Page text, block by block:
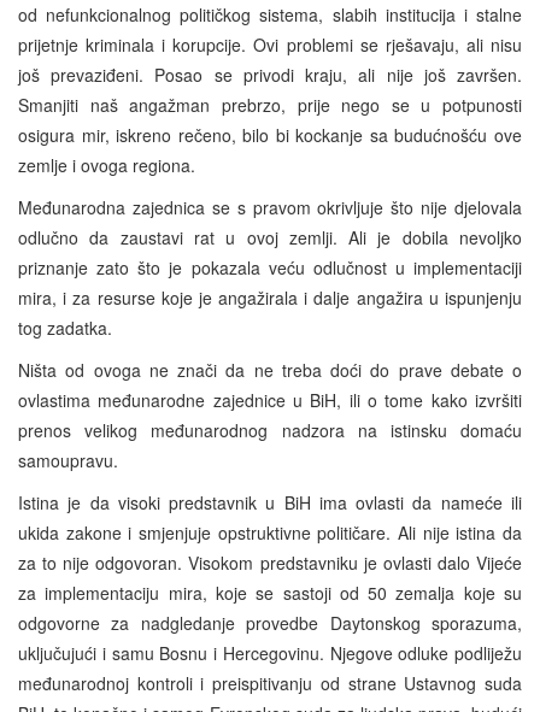
od nefunkcionalnog političkog sistema, slabih institucija i stalne
prijetnje kriminala i korupcije. Ovi problemi se rješavaju, ali nisu
još prevaziđeni. Posao se privodi kraju, ali nije još završen.
Smanjiti naš angažman prebrzo, prije nego se u potpunosti
osigura mir, iskreno rečeno, bilo bi kockanje sa budućnošću ove
zemlje i ovoga regiona.
Međunarodna zajednica se s pravom okrivljuje što nije djelovala
odlučno da zaustavi rat u ovoj zemlji. Ali je dobila nevoljko
priznanje zato što je pokazala veću odlučnost u implementaciji
mira, i za resurse koje je angažirala i dalje angažira u ispunjenju
tog zadatka.
Ništa od ovoga ne znači da ne treba doći do prave debate o
ovlastima međunarodne zajednice u BiH, ili o tome kako izvršiti
prenos velikog međunarodnog nadzora na istinsku domaću
samoupravu.
Istina je da visoki predstavnik u BiH ima ovlasti da nameće ili
ukida zakone i smjenjuje opstruktivne političare. Ali nije istina da
za to nije odgovoran. Visokom predstavniku je ovlasti dalo Vijeće
za implementaciju mira, koje se sastoji od 50 zemalja koje su
odgovorne za nadgledanje provedbe Daytonskog sporazuma,
uključujući i samu Bosnu i Hercegovinu. Njegove odluke podliježu
međunarodnoj kontroli i preispitivanju od strane Ustavnog suda